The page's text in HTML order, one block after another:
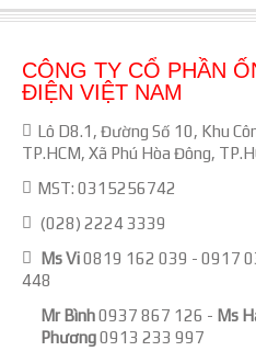
CÔNG TY CỔ PHẦN
ĐIỆN VIỆT NAM
Lô D8.1, Đường Số 10, Khu
TP.HCM, Xã Phú Hòa Đông,
MST: 0315256742
(028) 2224 3339
Ms Vi0819 162 039 - 0917
448
Mr Bình0937 867 126 - Ms
Phương0913 233 997